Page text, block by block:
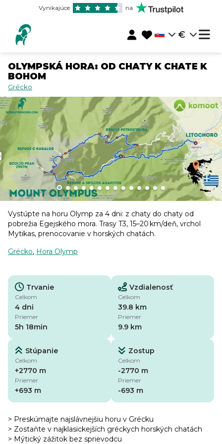
Vynikajúce na
€
OLYMPSKÁ HORA: OD CHATY K CHATE K
BOHOM
Grécko
Vystúpte na horu Olymp za 4 dni: z chaty do chaty od
pobrežia Egejského mora. Trasy T3, 15–20 km/deň, vrchol
Mytikas, prenocovanie v horských chatách.
Grécko, Hora Olymp
Trvanie
Celkom
4 dni
Priemer
5h 18min
Vzdialenosť
Celkom
39.8 km
Priemer
9.9 km
Stúpanie
Celkom
+2770 m
Priemer
+693 m
Zostup
Celkom
-2770 m
Priemer
-693 m
> Preskúmajte najslávnejšiu horu v Grécku
> Zostaňte v najklasickejších gréckych horských chatách
> Mýtický zážitok bez sprievodcu